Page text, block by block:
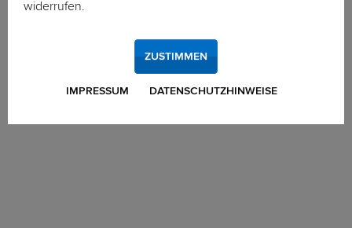
widerrufen.
IMPRESSUM DATENSCHUTZHINWEISE
ZUSTIMMEN